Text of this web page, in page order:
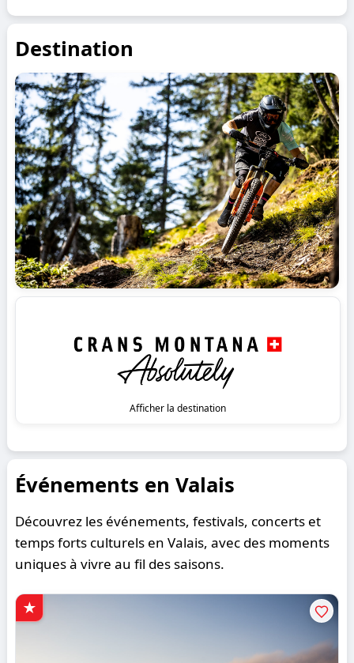
Destination
Afficher la destination
Événements en Valais
Découvrez les événements, festivals, concerts et
temps forts culturels en Valais, avec des moments
uniques à vivre au fil des saisons.